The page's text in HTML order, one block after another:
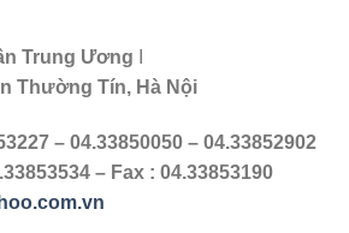
Trung Ương
Thường Tín, Hà Nội
– 04.33850050 – 04.33852902
– Fax : 04.33853190